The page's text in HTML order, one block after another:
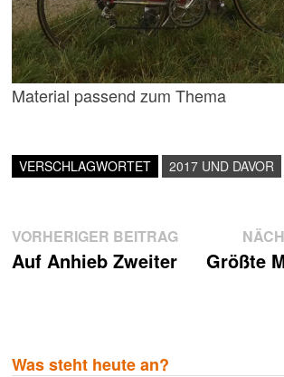
Material passend zum Thema
VERSCHLAGWORTET 2017 UND DAVOR
Beitragsnavigation
VORHERIGER BEITRAGVorheriger
Beitrag:
Auf Anhieb Zweiter
Größte
Was steht heute an?